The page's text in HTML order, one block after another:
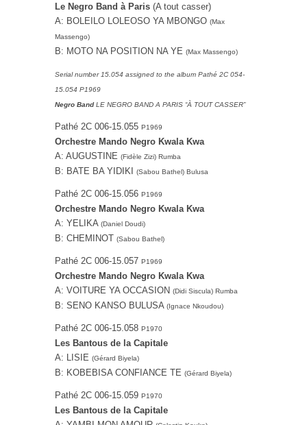
Le Negro Band à Paris (A tout casser)
A: BOLEILO LOLEOSO YA MBONGO (Max
Massengo)
B: MOTO NA POSITION NA YE (Max Massengo)
Serial number 15.054 assigned to the album Pathé 2C 054-
15.054 P1969
Negro BandLE NEGRO BAND A PARIS “À TOUT CASSER”
Pathé 2C 006-15.055 P1969
Orchestre Mando Negro Kwala Kwa
A: AUGUSTINE (Fidèle Zizi) Rumba
B: BATE BA YIDIKI (Sabou Bathel) Bulusa
Pathé 2C 006-15.056 P1969
Orchestre Mando Negro Kwala Kwa
A: YELIKA (Daniel Doudi)
B: CHEMINOT (Sabou Bathel)
Pathé 2C 006-15.057 P1969
Orchestre Mando Negro Kwala Kwa
A: VOITURE YA OCCASION (Didi Siscula) Rumba
B: SENO KANSO BULUSA (Ignace Nkoudou)
Pathé 2C 006-15.058 P1970
Les Bantous de la Capitale
A: LISIE (Gérard Biyela)
B: KOBEBISA CONFIANCE TE (Gérard Biyela)
Pathé 2C 006-15.059 P1970
Les Bantous de la Capitale